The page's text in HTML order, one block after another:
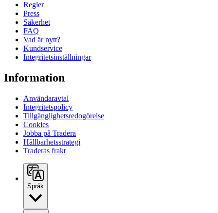
Regler
Press
Säkerhet
FAQ
Vad är nytt?
Kundservice
Integritetsinställningar
Information
Användaravtal
Integritetspolicy
Tillgänglighetsredogörelse
Cookies
Jobba på Tradera
Hållbarhetsstrategi
Traderas frakt
Språk